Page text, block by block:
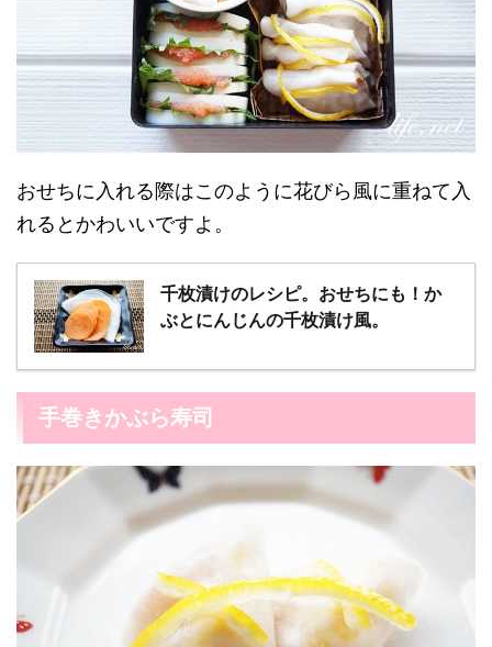
おせちに入れる際はこのように花びら風に重ねて入
れるとかわいいですよ。
千枚漬けのレシピ。おせちにも！か
ぶとにんじんの千枚漬け風。
手巻きかぶら寿司